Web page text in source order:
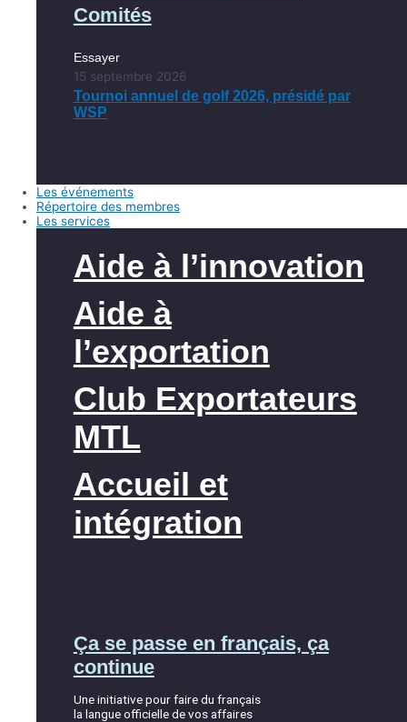
Comités
Essayer
15 septembre 2026
Tournoi annuel de golf 2026, présidé par
WSP
Les événements
Répertoire des membres
Les services
Aide à l’innovation
Aide à
l’exportation
Club Exportateurs
MTL
Accueil et
intégration
Ça se passe en français, ça
continue
Une initiative pour faire du français
la langue officielle de vos affaires